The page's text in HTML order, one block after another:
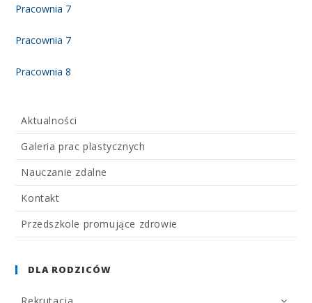
Pracownia 7
Pracownia 7
Pracownia 8
Aktualności
Galeria prac plastycznych
Nauczanie zdalne
Kontakt
Przedszkole promujące zdrowie
DLA RODZICÓW